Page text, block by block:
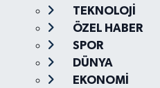
TEKNOLOJİ
ÖZEL HABER
SPOR
DÜNYA
EKONOMİ